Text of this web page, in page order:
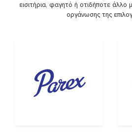
εισιτήρια, φαγητό ή οτιδήποτε άλλο
οργάνωσης της